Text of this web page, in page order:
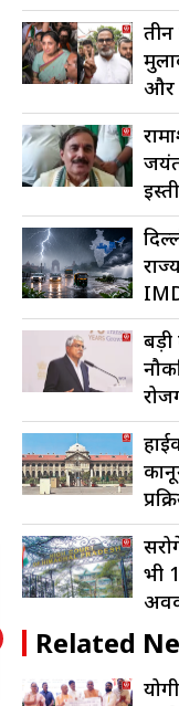
योगी
से
भरोसा
और
भी
Related